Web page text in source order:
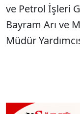
ve Petrol İşleri
Bayram Arı ve
Müdür